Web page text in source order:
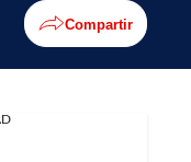
Compartir